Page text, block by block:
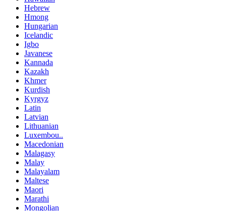
Hebrew
Hmong
Hungarian
Icelandic
Igbo
Javanese
Kannada
Kazakh
Khmer
Kurdish
Kyrgyz
Latin
Latvian
Lithuanian
Luxembou..
Macedonian
Malagasy
Malay
Malayalam
Maltese
Maori
Marathi
Mongolian